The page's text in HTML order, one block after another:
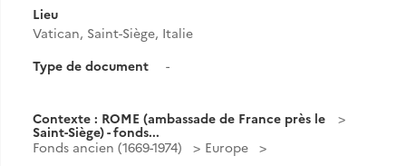
Lieu
Vatican, Saint-Siège, Italie
Type de document
-
Contexte : ROME (ambassade de France près le
Saint-Siège) - fonds...
Fonds ancien (1669-1974)
Europe